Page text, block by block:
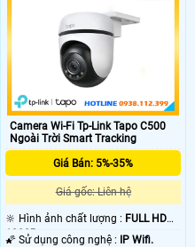
Camera Wi-Fi Tp-Link Tapo C500
Ngoài Trời Smart Tracking
Giá Bán: 5%-35%
Giá gốc: Liên hệ
🔆 Hình ảnh chất lượng : FULL HD
1080P .
🌠 Sử dụng công nghệ : IP Wifi.